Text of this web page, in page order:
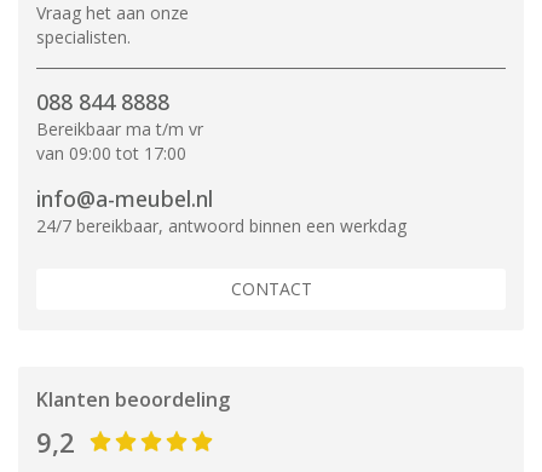
Vraag het aan onze
specialisten.
088 844 8888
Bereikbaar ma t/m vr
van 09:00 tot 17:00
info@a-meubel.nl
24/7 bereikbaar, antwoord binnen een werkdag
CONTACT
Klanten beoordeling
9,2